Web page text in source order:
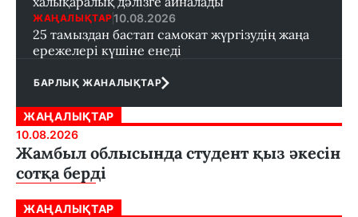
ЖАҢАЛЫҚТАР10.08.2026
25 тамыздан бастап самокат жүргізудің жаңа
ережелері күшіне енеді
БАРЛЫҚ ЖАНАЛЫҚТАР
ЖАҢАЛЫҚТАР
10.08.2026
Жамбыл облысында студент қыз әкесін
сотқа берді
ЖАҢАЛЫҚТАР